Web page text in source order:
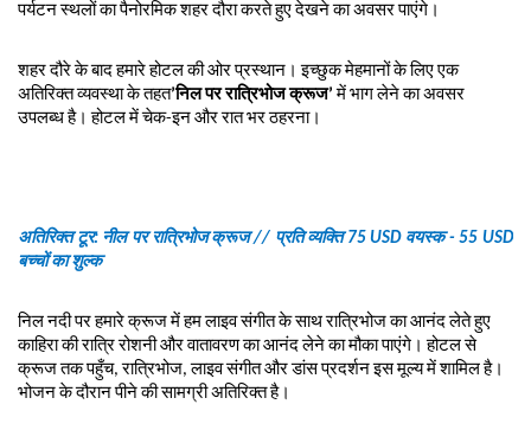
पर्यटन स्थलों का पैनोरमिक शहर दौरा करते हुए देखने का अवसर पाएंगे।
शहर दौरे के बाद हमारे होटल की ओर प्रस्थान। इच्छुक मेहमानों के लिए एक
अतिरिक्त व्यवस्था के तहत’निल पर रात्रिभोज क्रूज’ में भाग लेने का अवसर
उपलब्ध है। होटल में चेक-इन और रात भर ठहरना।
अतिरिक्त टूर: नील पर रात्रिभोज क्रूज // प्रति व्यक्ति 75 USD वयस्क - 55 USD
बच्चों का शुल्क
निल नदी पर हमारे क्रूज में हम लाइव संगीत के साथ रात्रिभोज का आनंद लेते हुए
काहिरा की रात्रि रोशनी और वातावरण का आनंद लेने का मौका पाएंगे। होटल से
क्रूज तक पहुँच, रात्रिभोज, लाइव संगीत और डांस प्रदर्शन इस मूल्य में शामिल है।
भोजन के दौरान पीने की सामग्री अतिरिक्त है।